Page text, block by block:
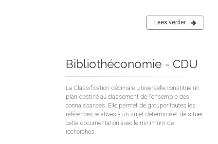
Lees verder
Bibliothéconomie - CDU
La Classification décimale Universelle constitue un
plan destiné au classement de l'ensemble des
connaissances. Elle permet de grouper toutes les
références relatives à un sujet déterminé et de situer
cette documentation avec le minimum de
recherches.